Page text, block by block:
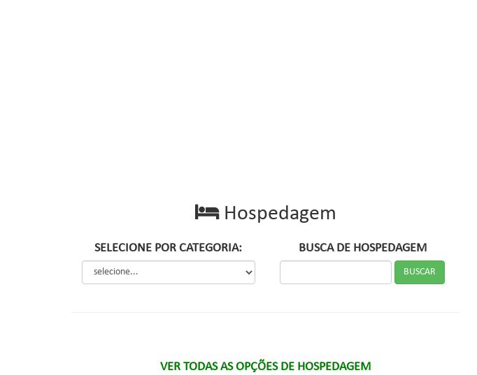
Hospedagem
SELECIONE POR CATEGORIA: BUSCA DE HOSPEDAGEM
VER TODAS AS OPÇÕES DE HOSPEDAGEM